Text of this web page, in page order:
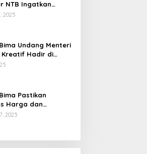
NTB Ingatkan
Ekonomi Syariah
2025
Undang Menteri
Kreatif Hadir di
Pastikan
Harga dan
Pangan
2025